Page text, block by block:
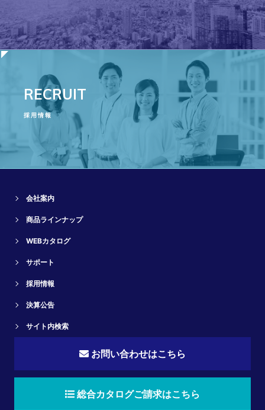
RECRUIT
採用情報
会社案内
商品ラインナップ
WEBカタログ
サポート
採用情報
決算公告
サイト内検索
お問い合わせはこちら
総合カタログご請求はこちら